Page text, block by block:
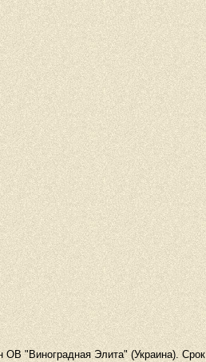
"Виноградная Элита" (Украина). Срок